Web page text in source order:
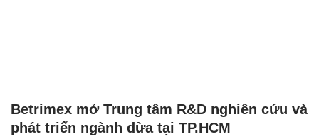
Betrimex mở Trung tâm R&D nghiên cứu và
phát triển ngành dừa tại TP.HCM